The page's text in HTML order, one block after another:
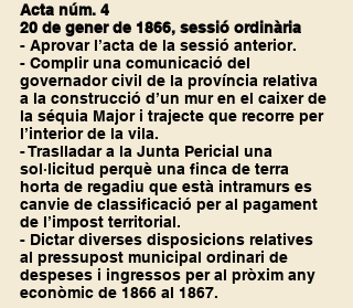
Acta núm. 4
20 de gener de 1866, sessió ordinària
- Aprovar l’acta de la sessió anterior.
- Complir una comunicació del
governador civil de la província relativa
a la construcció d’un mur en el caixer de
la séquia Major i trajecte que recorre per
l’interior de la vila.
- Traslladar a la Junta Pericial una
sol·licitud perquè una finca de terra
horta de regadiu que està intramurs es
canvie de classificació per al pagament
de l’impost territorial.
- Dictar diverses disposicions relatives
al pressupost municipal ordinari de
despeses i ingressos per al pròxim any
econòmic de 1866 al 1867.